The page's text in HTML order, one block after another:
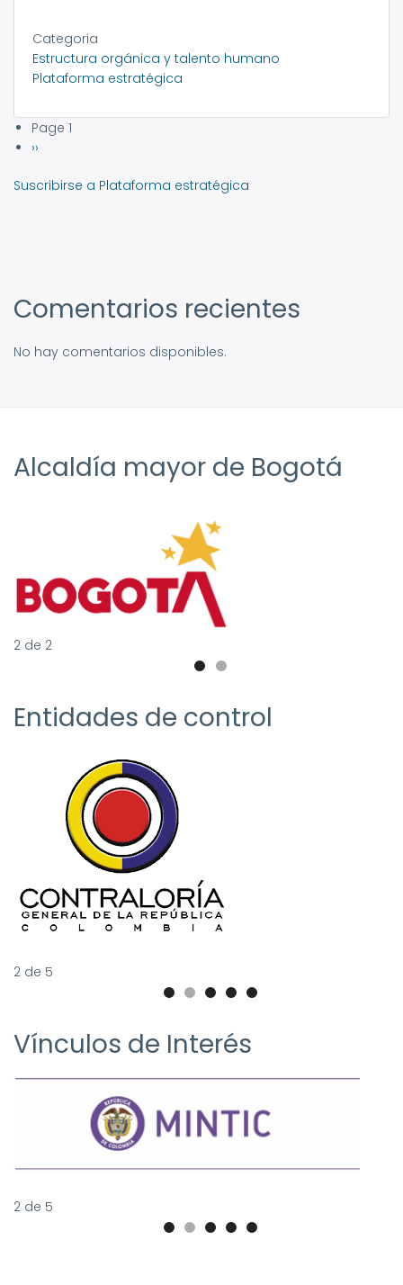
Categoria
Estructura orgánica y talento humano
Plataforma estratégica
Paginación
Page 1
Siguiente
››
Suscribirse a Plataforma estratégica
Comentarios recientes
No hay comentarios disponibles.
Alcaldía mayor de Bogotá
2 de 2
Entidades de control
2 de 5
Vínculos de Interés
2 de 5